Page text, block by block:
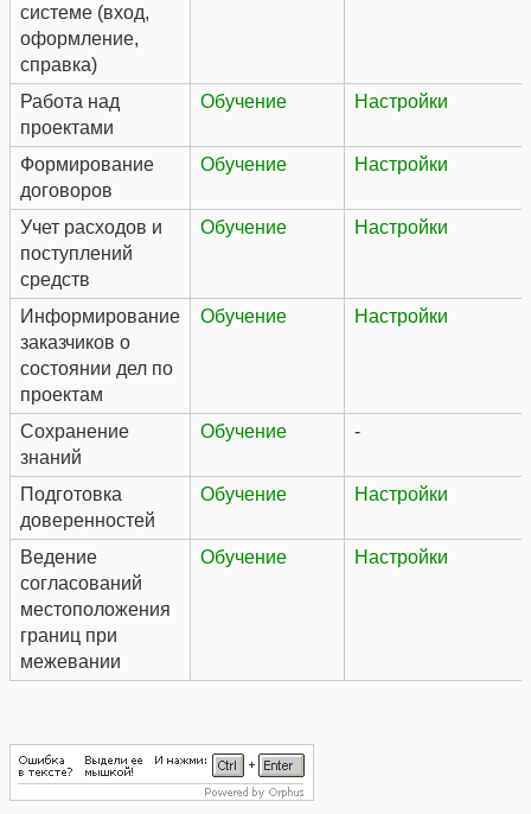
системе (вход,
оформление,
справка)
Работа над
проектами
Обучение Настройки
Формирование
договоров
Обучение Настройки
Учет расходов и
поступлений
средств
Обучение Настройки
Информирование
заказчиков о
состоянии дел по
проектам
Обучение Настройки
Сохранение
знаний
Обучение -
Подготовка
доверенностей
Обучение Настройки
Ведение
согласований
местоположения
границ при
межевании
Обучение Настройки